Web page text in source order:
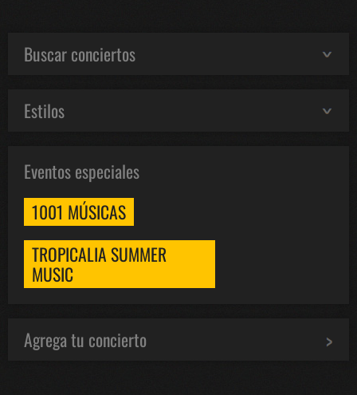
Buscar conciertos
Estilos
Eventos especiales
1001 MÚSICAS
TROPICALIA SUMMER
MUSIC
Agrega tu concierto